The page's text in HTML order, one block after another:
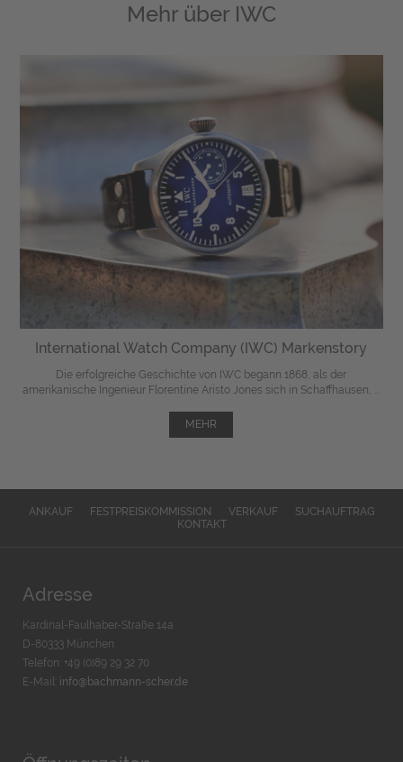
Mehr über IWC
International Watch Company (IWC) Markenstory
Die erfolgreiche Geschichte von IWC begann 1868, als der
amerikanische Ingenieur Florentine Aristo Jones sich in Schaffhausen, ...
MEHR
ANKAUF FESTPREISKOMMISSION VERKAUF
SUCHAUFTRAG
KONTAKT
Adresse
Kardinal-Faulhaber-Straße 14a
D-80333 München
Telefon: +49 (0)89 29 32 70
E-Mail: info@bachmann-scher.de